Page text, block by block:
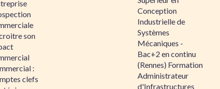
son
:
clefs
Conception
Industrielle de
Systèmes
Mécaniques -
Bac+2 en continu
(Rennes) Formation
Administrateur
d'Infrastructures